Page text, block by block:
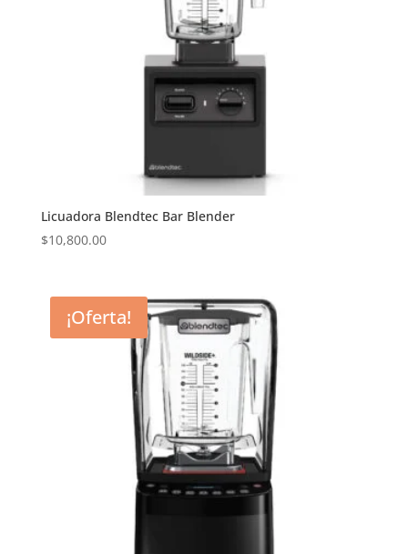
Licuadora Blendtec Bar Blender
$10,800.00
¡Oferta!